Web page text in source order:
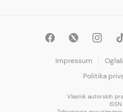
Impressum
Politika
Vlasnik autorskih